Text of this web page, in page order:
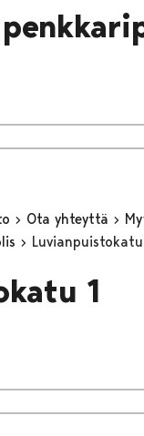
Ota yhteyttä
Luvianpuistokatu
1